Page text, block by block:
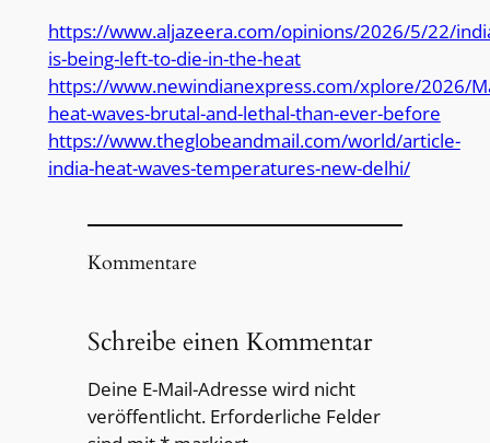
https://www.aljazeera.com/opinions/2026/5/22/
is-being-left-to-die-in-the-heat
https://www.newindianexpress.com/xplore/2026/
heat-waves-brutal-and-lethal-than-ever-before
https://www.theglobeandmail.com/world/article-
india-heat-waves-temperatures-new-delhi/
Kommentare
Schreibe einen Kommentar
Deine E-Mail-Adresse wird nicht
veröffentlicht. Erforderliche Felder